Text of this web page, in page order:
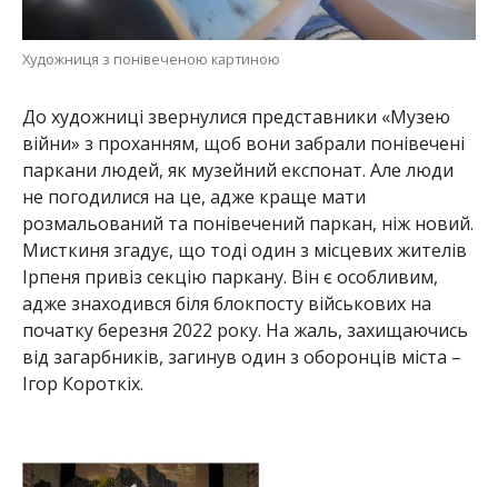
Художниця з понівеченою картиною
До художниці звернулися представники «Музею
війни» з проханням, щоб вони забрали понівечені
паркани людей, як музейний експонат. Але люди
не погодилися на це, адже краще мати
розмальований та понівечений паркан, ніж новий.
Мисткиня згадує, що тоді один з місцевих жителів
Ірпеня привіз секцію паркану. Він є особливим,
адже знаходився біля блокпосту військових на
початку березня 2022 року. На жаль, захищаючись
від загарбників, загинув один з оборонців міста –
Ігор Короткіх.